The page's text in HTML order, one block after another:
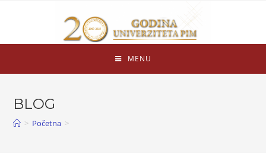
MENU
BLOG
> Početna >